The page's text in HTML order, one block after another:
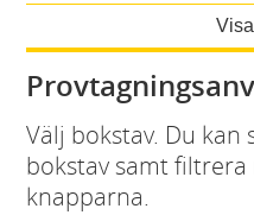
Välj bokstav. Du
bokstav samt
knapparna.